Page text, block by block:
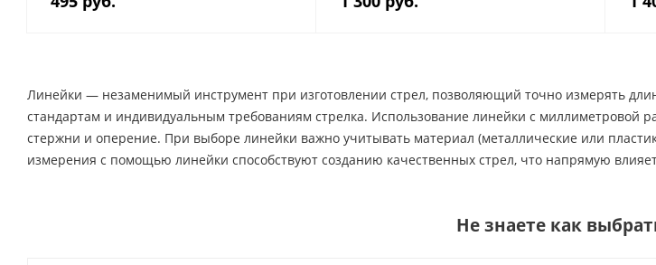
Линейки — незаменимый инструмент при изготовлении стрел, позволяющий точно измерять
стандартам и индивидуальным требованиям стрелка. Использование линейки с миллиметровой
стержни и оперение. При выборе линейки важно учитывать материал (металлические или
измерения с помощью линейки способствуют созданию качественных стрел, что напрямую
Не знаете как